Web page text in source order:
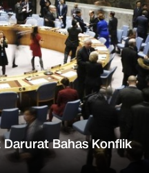
Darurat Bahas Konflik